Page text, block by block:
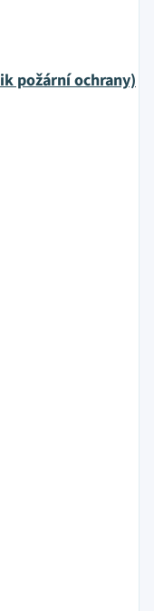
požární ochrany)